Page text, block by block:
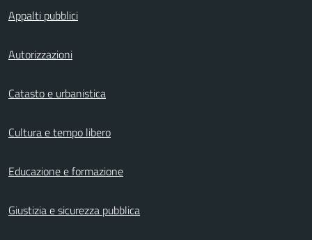
Appalti pubblici
Autorizzazioni
Catasto e urbanistica
Cultura e tempo libero
Educazione e formazione
Giustizia e sicurezza pubblica